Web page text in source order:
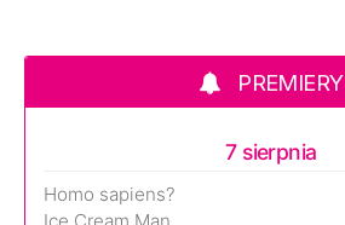
PREMIERY
7 sierpnia
Homo sapiens?